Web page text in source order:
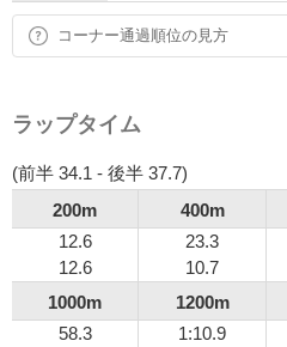
コーナー通過順位の見方
ラップタイム
(前半 34.1 - 後半 37.7)
200m
400m
12.6
12.6
23.3
10.7
1000m
1200m
58.3
1:10.9